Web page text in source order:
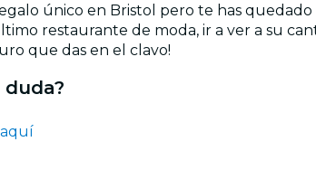
único en Bristol pero te has
restaurante de moda, ir a ver a su
que das en el clavo!
aquí